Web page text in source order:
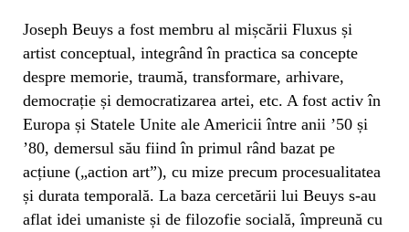
Joseph Beuys a fost membru al mișcării Fluxus și
artist conceptual, integrând în practica sa concepte
despre memorie, traumă, transformare, arhivare,
democrație și democratizarea artei, etc. A fost activ în
Europa și Statele Unite ale Americii între anii ’50 și
’80, demersul său fiind în primul rând bazat pe
acțiune („action art”), cu mize precum procesualitatea
și durata temporală. La baza cercetării lui Beuys s-au
aflat idei umaniste și de filozofie socială, împreună cu